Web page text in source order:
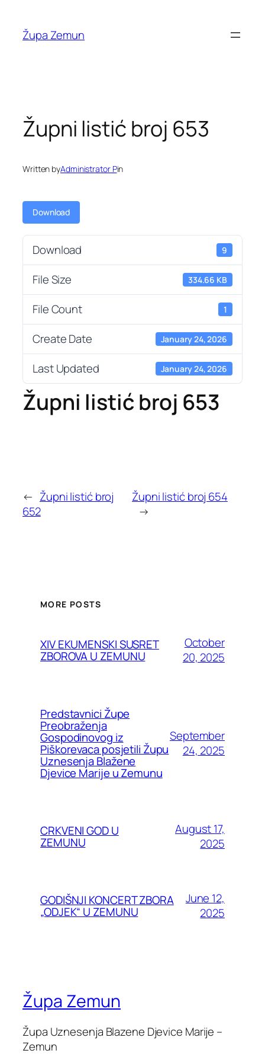
content
Župa Zemun
Župni listić broj 653
Written byAdministrator Pin
Download
Download 9
File Size 334.66 KB
File Count 1
Create Date January 24, 2026
Last Updated January 24, 2026
Župni listić broj 653
← Župni listić broj
652
Župni listić broj 654
→
MORE POSTS
XIV EKUMENSKI SUSRET
ZBOROVA U ZEMUNU
October
20, 2025
Predstavnici Župe
Preobraženja
Gospodinovog iz
Piškorevaca posjetili Župu
Uznesenja Blažene
Djevice Marije u Zemunu
September
24, 2025
CRKVENI GOD U
ZEMUNU
August 17,
2025
GODIŠNJI KONCERT ZBORA
„ODJEK“ U ZEMUNU
June 12,
2025
Župa Zemun
Župa Uznesenja Blazene Djevice Marije –
Zemun